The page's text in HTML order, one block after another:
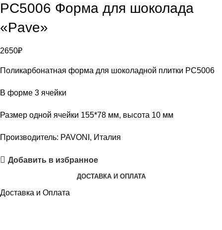
PC5006 Форма для шоколада
«Pave»
2650₽
Поликарбонатная форма для шоколадной плитки PC5006
В форме 3 ячейки
Размер одной ячейки 155*78 мм, высота 10 мм
Производитель: PAVONI, Италия
Добавить в избранное
ДОСТАВКА И ОПЛАТА
Доставка и Оплата